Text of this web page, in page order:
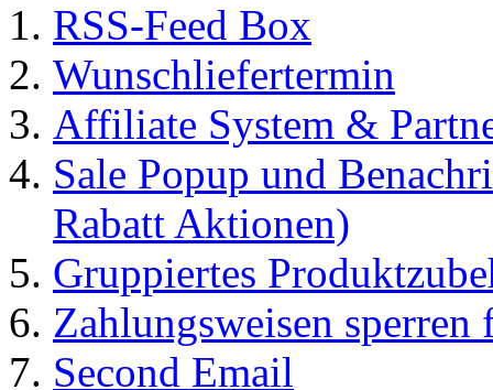
RSS-Feed Box
Wunschliefertermin
Affiliate System &
Sale Popup und
Rabatt Aktionen)
Gruppiertes
Zahlungsweisen
Second Email